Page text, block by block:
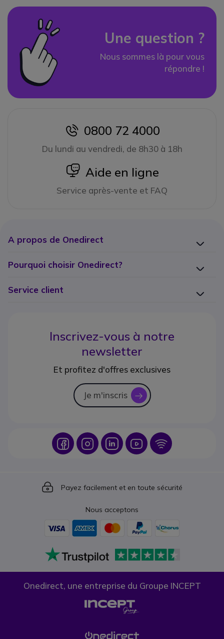
Une question ?
Nous sommes là pour vous
répondre !
icon
0800 72 4000
Du lundi au vendredi, de 8h30 à 18h
icon
Aide en ligne
Service après-vente et FAQ
A propos de Onedirect
Pourquoi choisir Onedirect?
Service client
Inscrivez-vous à notre
newsletter
Et profitez d'offres exclusives
Je m'inscris icon
Icon IconIcon Icon Icon
Icon
Payez facilement et en toute sécurité
Nous acceptons
Onedirect, une entreprise du Groupe INCEPT